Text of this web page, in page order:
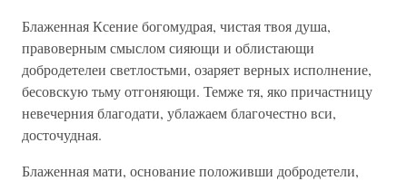
Блаженная Ксение богомудрая, чистая твоя душа,
правоверным смыслом сияющи и облистающи
добродетелеи светлостьми, озаряет верных исполнение,
бесовскую тьму отгоняющи. Темже тя, яко причастницу
невечерния благодати, ублажаем благочестно вси,
досточудная.
Блаженная мати, основание положивши добродетели,